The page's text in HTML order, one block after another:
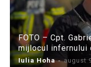
FOTO – Cpt.
mijlocul infernului
Iulia Hoha - august